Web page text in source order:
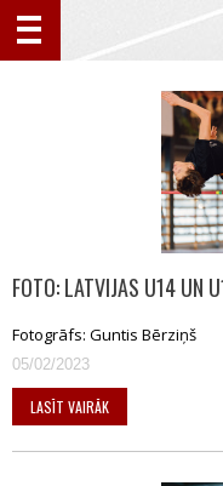
FOTO: LATVIJAS U14 UN
Fotogrāfs: Guntis Bērziņš
05/02/2023
LASĪT VAIRĀK